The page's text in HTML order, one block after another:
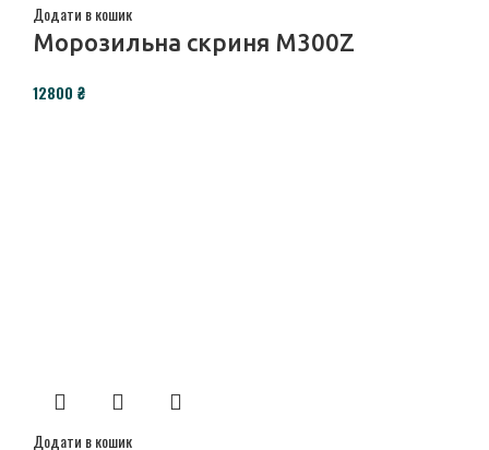
Додати в кошик
Морозильна скриня M300Z
₴
Додати в кошик